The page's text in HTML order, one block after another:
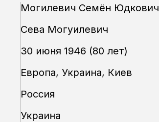
Могилевич Семён Юдкович
Сева Могуилевич
30 июня 1946 (80 лет)
Европа, Украина, Киев
Россия
Украина